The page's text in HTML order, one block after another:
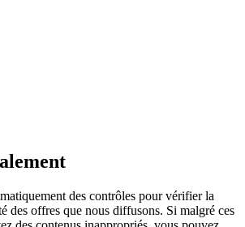
des contrôles pour vérifier la
des offres que nous diffusons. Si malgré ces